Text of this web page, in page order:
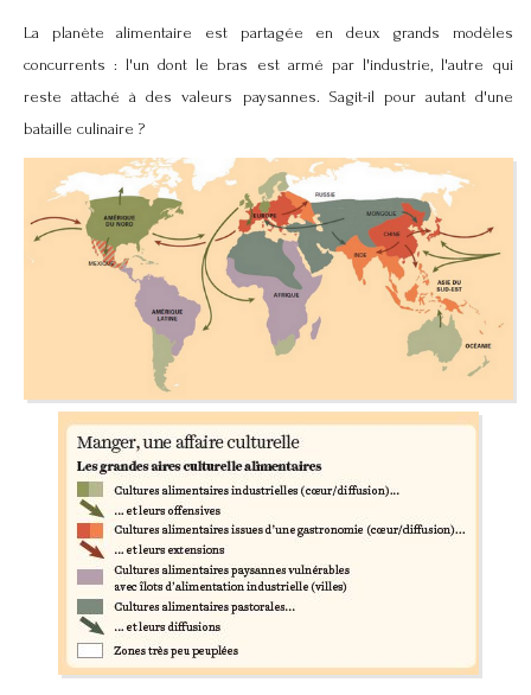
La planète alimentaire est partagée en deux grands modèles
concurrents : l'un dont le bras est armé par l'industrie, l'autre qui
reste attaché à des valeurs paysannes. Sagit-il pour autant d'une
bataille culinaire ?